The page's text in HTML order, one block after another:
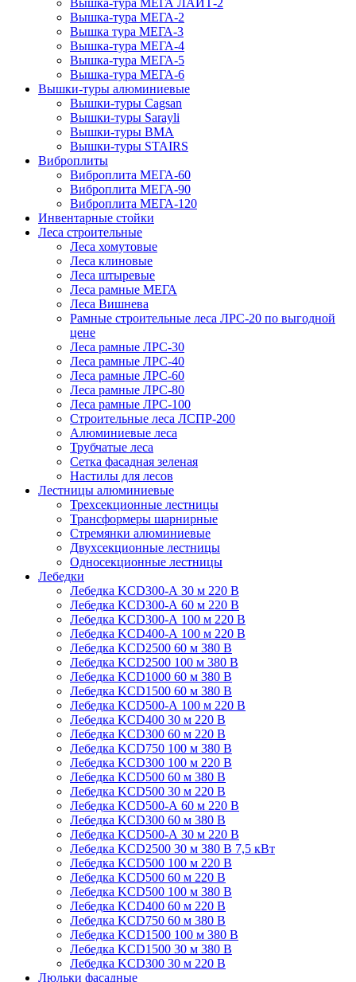
Вышка-тура МЕГА ЛАЙТ-2
Вышка-тура МЕГА-2
Вышка тура МЕГА-3
Вышка-тура МЕГА-4
Вышка-тура МЕГА-5
Вышка-тура МЕГА-6
Вышки-туры алюминиевые
Вышки-туры Cagsan
Вышки-туры Sarayli
Вышки-туры ВМА
Вышки-туры STAIRS
Виброплиты
Виброплита МЕГА-60
Виброплита МЕГА-90
Виброплита МЕГА-120
Инвентарные стойки
Леса строительные
Леса хомутовые
Леса клиновые
Леса штыревые
Леса рамные МЕГА
Леса Вишнева
Рамные строительные леса ЛРС-20 по выгодной
цене
Леса рамные ЛРС-30
Леса рамные ЛРС-40
Леса рамные ЛРС-60
Леса рамные ЛРС-80
Леса рамные ЛРС-100
Строительные леса ЛСПР-200
Алюминиевые леса
Трубчатые леса
Сетка фасадная зеленая
Настилы для лесов
Лестницы алюминиевые
Трехсекционные лестницы
Трансформеры шарнирные
Стремянки алюминиевые
Двухсекционные лестницы
Односекционные лестницы
Лебедки
Лебедка KCD300-А 30 м 220 В
Лебедка KCD300-А 60 м 220 В
Лебедка KCD300-А 100 м 220 В
Лебедка KCD400-А 100 м 220 В
Лебедка KCD2500 60 м 380 В
Лебедка KCD2500 100 м 380 В
Лебедка KCD1000 60 м 380 В
Лебедка KCD1500 60 м 380 В
Лебедка KCD500-А 100 м 220 В
Лебедка KCD400 30 м 220 В
Лебедка KCD300 60 м 220 В
Лебедка KCD750 100 м 380 В
Лебедка KCD300 100 м 220 В
Лебедка KCD500 60 м 380 В
Лебедка KCD500 30 м 220 В
Лебедка KCD500-А 60 м 220 В
Лебедка KCD300 60 м 380 В
Лебедка KCD500-А 30 м 220 В
Лебедка KCD2500 30 м 380 В 7,5 кВт
Лебедка KCD500 100 м 220 В
Лебедка KCD500 60 м 220 В
Лебедка KCD500 100 м 380 В
Лебедка KCD400 60 м 220 В
Лебедка KCD750 60 м 380 В
Лебедка KCD1500 100 м 380 В
Лебедка KCD1500 30 м 380 В
Лебедка KCD300 30 м 220 В
Люльки фасадные